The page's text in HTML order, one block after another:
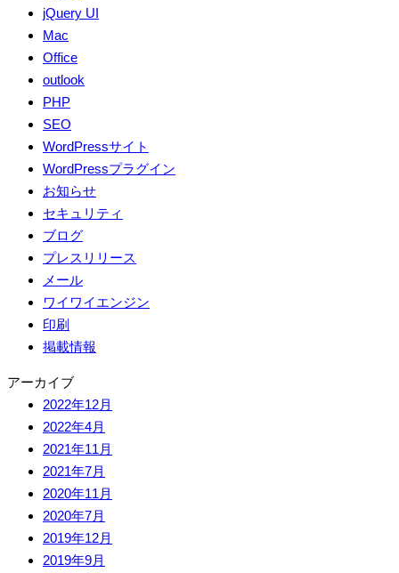
jQuery UI
Mac
Office
outlook
PHP
SEO
WordPressサイト
WordPressプラグイン
お知らせ
セキュリティ
ブログ
プレスリリース
メール
ワイワイエンジン
印刷
掲載情報
アーカイブ
2022年12月
2022年4月
2021年11月
2021年7月
2020年11月
2020年7月
2019年12月
2019年9月